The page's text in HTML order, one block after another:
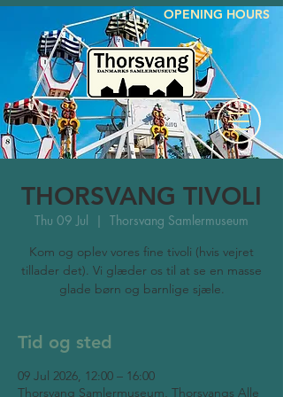
OPENING HOURS
THORSVANG TIVOLI
Thu 09 Jul
  |
Thorsvang Samlermuseum
Kom og oplev vores fine tivoli (hvis vejret
tillader det). Vi glæder os til at se en masse
glade børn og barnlige sjæle.
Tid og sted
09 Jul 2026, 12:00 – 16:00
Thorsvang Samlermuseum, Thorsvangs Alle